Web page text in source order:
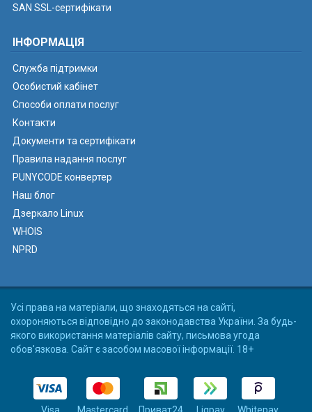
SAN SSL-сертифікати
ІНФОРМАЦІЯ
Служба підтримки
Особистий кабінет
Способи оплати послуг
Контакти
Документи та сертифікати
Правила надання послуг
PUNYCODE конвертер
Наш блог
Дзеркало Linux
WHOIS
NPRD
Усі права на матеріали, що знаходяться на сайті,
охороняються відповідно до законодавства України. За будь-
якого використання матеріалів сайту, письмова угода
обов'язкова. Сайт є засобом масової інформації. 18+